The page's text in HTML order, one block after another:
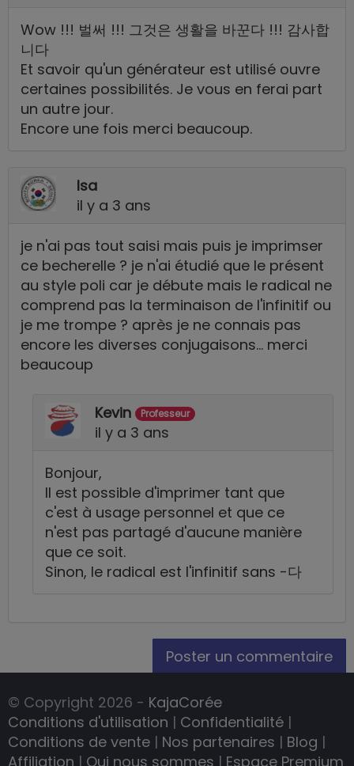
Wow !!! 벌써 !!! 그것은 생활을 바꾼다 !!! 감사합
니다
Et savoir qu'un générateur est utilisé ouvre
certaines possibilités. Je vous en ferai part
un autre jour.
Encore une fois merci beaucoup.
Isa
il y a 3 ans
je n'ai pas tout saisi mais puis je imprimser
ce becherelle ? je n'ai étudié que le présent
au style poli car je débute mais le radical ne
comprend pas la terminaison de l'infinitif ou
je me trompe ? après je ne connais pas
encore les diverses conjugaisons... merci
beaucoup
Kevin Professeur
il y a 3 ans
Bonjour,
Il est possible d'imprimer tant que
c'est à usage personnel et que ce
n'est pas partagé d'aucune manière
que ce soit.
Sinon, le radical est l'infinitif sans -다
Poster un commentaire
© Copyright 2026 - KajaCorée
Conditions d'utilisation | Confidentialité |
Conditions de vente | Nos partenaires | Blog |
Affiliation | Qui nous sommes | Espace Premium